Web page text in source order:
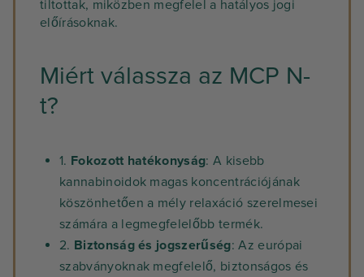
tiltottak, miközben megfelel a hatályos jogi
előírásoknak.
Miért válassza az MCP N-
t?
1. Fokozott hatékonyság: A kisebb
kannabinoidok magas koncentrációjának
köszönhetően a mély relaxáció szerelmesei
számára a legmegfelelőbb termék.
2. Biztonság és jogszerűség: Az európai
szabványoknak megfelelő, biztonságos és